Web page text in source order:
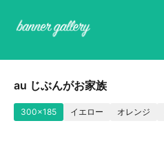
au じぶんがお家族
300x185 イエロー オレンジ